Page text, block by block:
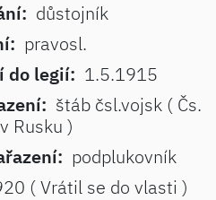
důstojník
pravosl.
do legií: 1.5.1915
štáb čsl.vojsk ( Čs.
Rusku )
podplukovník
( Vrátil se do vlasti )